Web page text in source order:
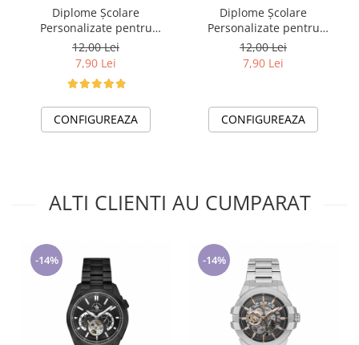
Diplome Școlare
Personalizate pentru
Absolventi de scoala sau
gradinita
12,00 Lei
7,90 Lei
CONFIGUREAZA
Diplome Școlare
Personalizate pentru
Absolventi de scoala sau
gradinita
12,00 Lei
7,90 Lei
CONFIGUREAZA
ALTI CLIENTI AU CUMPARAT
-14% -14%